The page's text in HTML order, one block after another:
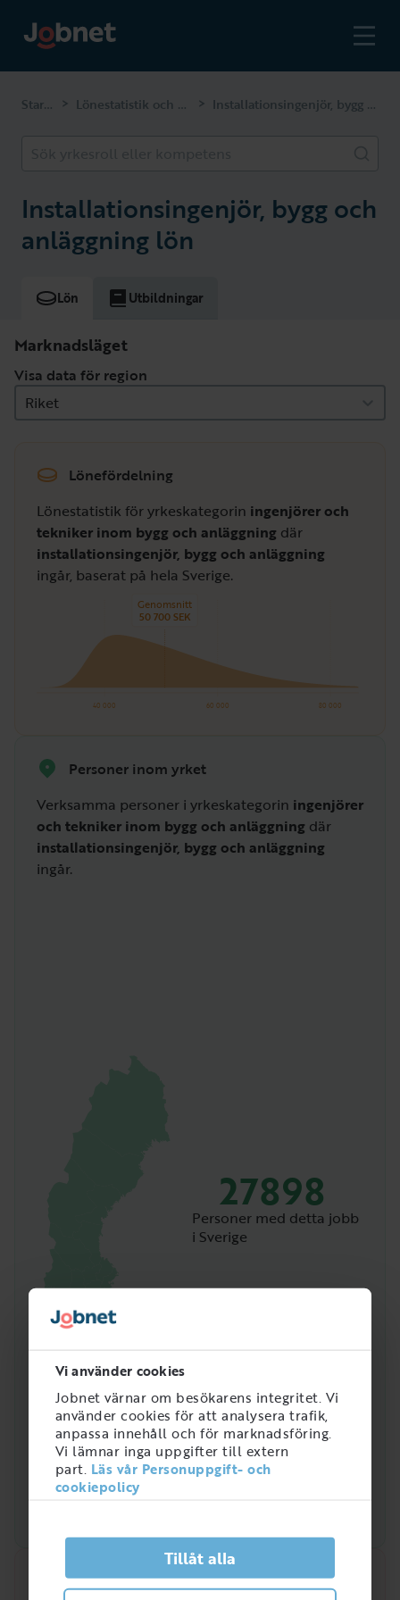
Vi använder cookies
Jobnet värnar om besökarens integritet. Vi
använder cookies för att analysera trafik,
anpassa innehåll och för marknadsföring.
Vi lämnar inga uppgifter till extern
part. Läs vår Personuppgift- och
cookiepolicy
Tillåt alla
Startsidan > Lönestatistik och kompetenser > Installationsingenjör, bygg och anläggning
Installationsingenjör, bygg och
anläggning lön
Lön Utbildningar
Marknadsläget
Visa data för region
Riket
Lönefördelning
Lönestatistik för yrkeskategorin ingenjörer och
tekniker inom bygg och anläggning där
installationsingenjör, bygg och anläggning
ingår, baserat på hela Sverige.
40 000 60 000 80 000
Genomsnitt
50 700 SEK
Personer inom yrket
Verksamma personer i yrkeskategorin ingenjörer
och tekniker inom bygg och anläggning där
installationsingenjör, bygg och anläggning
ingår.
27898
Personer med detta jobb
i Sverige
Snabbanalys